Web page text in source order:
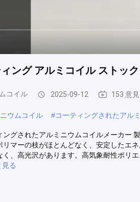
ング アルミコイル ストッ
コイル 2025-09-12 153 意見
ウムコイル #コーティングされたアル
グされたアルミニウムコイルメーカー
マーの枝がほとんどなく、安定したエ
、高光沢があります。高気象耐性ポリ
見る